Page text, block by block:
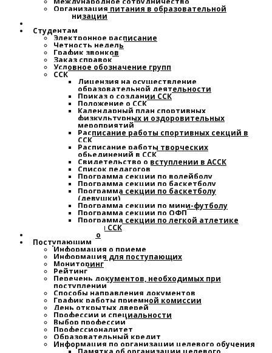
Организация питания в образовательной
организации
Студентам
Электронное расписание
Четность недель
График звонков
Заказ справок
Условное обозначение групп
ССК
Лицензия на осуществление
образовательной деятельности
Приказ о создании ССК
Положение о ССК
Календарный план спортивных,
физкультурных и оздоровительных
мероприятий
Расписание работы спортивных секций в
ССК
Расписание работы творческих
обьединений в ССК
Свидетельство о вступлении в АССК
Список педагогов
Программа секции по волейболу
Программа секции по баскетболу
Программа секции по баскетболу
(девушки)
Программа секции по мини-футболу
Программа секции по ОФП
Программа секции по легкой атлетике
План работы ССК
Наставничество
Поступающим
Информация о приеме
Информация для поступающих
Мониторинг
Рейтинг
Перечень документов, необходимых при
поступлении
Способы направления документов
График работы приемной комиссии
День открытых дверей
Профессии и специальности
Выбор профессии
Профессионалитет
Образовательный кредит
Информация по организации целевого обучения